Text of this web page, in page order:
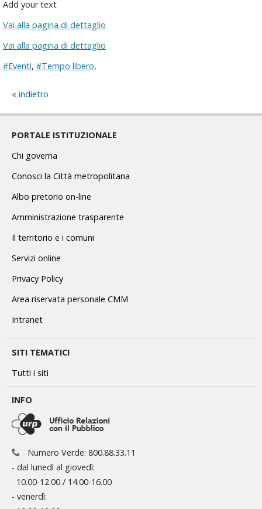
Add your text
Vai alla pagina di dettaglio
Vai alla pagina di dettaglio
#Eventi, #Tempo libero,
indietro
PORTALE ISTITUZIONALE
Chi governa
Conosci la Città metropolitana
Albo pretorio on-line
Amministrazione trasparente
Il territorio e i comuni
Servizi online
Privacy Policy
Area riservata personale CMM
Intranet
SITI TEMATICI
Tutti i siti
INFO
Numero Verde: 800.88.33.11
- dal lunedì al giovedì:
10.00-12.00 / 14.00-16.00
- venerdì: